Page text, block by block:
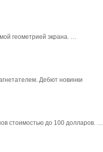
геометрией экрана. …
Дебют новинки
стоимостью до 100 долларов. …